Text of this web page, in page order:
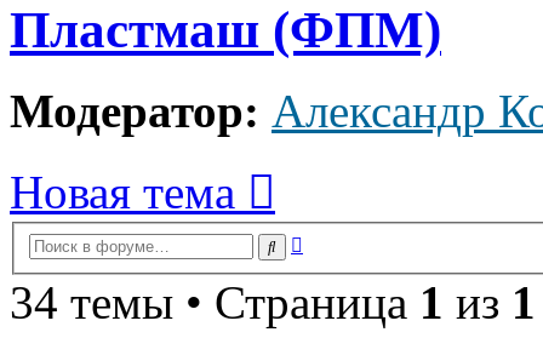
Пластмаш (ФПМ)
Модератор: Александр
Новая тема
Поиск
34 темы • Страница 1 из 1